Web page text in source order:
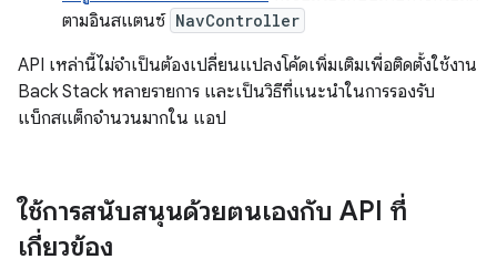
ตามอินสแตนซ์ NavController
API เหล่านี้ไม่จำเป็นต้องเปลี่ยนแปลงโค้ดเพิ่มเติมเพื่อติดตั้งใช้งาน
Back Stack หลายรายการ และเป็นวิธีที่แนะนำในการรองรับ
แบ็กสแต็กจำนวนมากใน แอป
ใช้การสนับสนุนด้วยตนเองกับ API ที่
เกี่ยวข้อง